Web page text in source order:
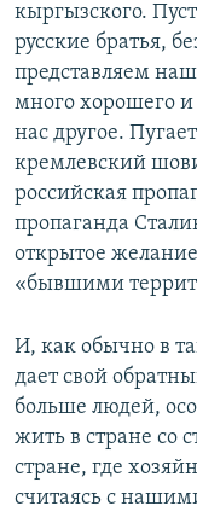
кыргызского.
русские братья,
представляем
много хорошего и
нас другое.
кремлевский
российская
пропаганда
открытое
«бывшими
И, как обычно в
дает свой
больше людей,
жить в стране со
стране, где
считаясь с